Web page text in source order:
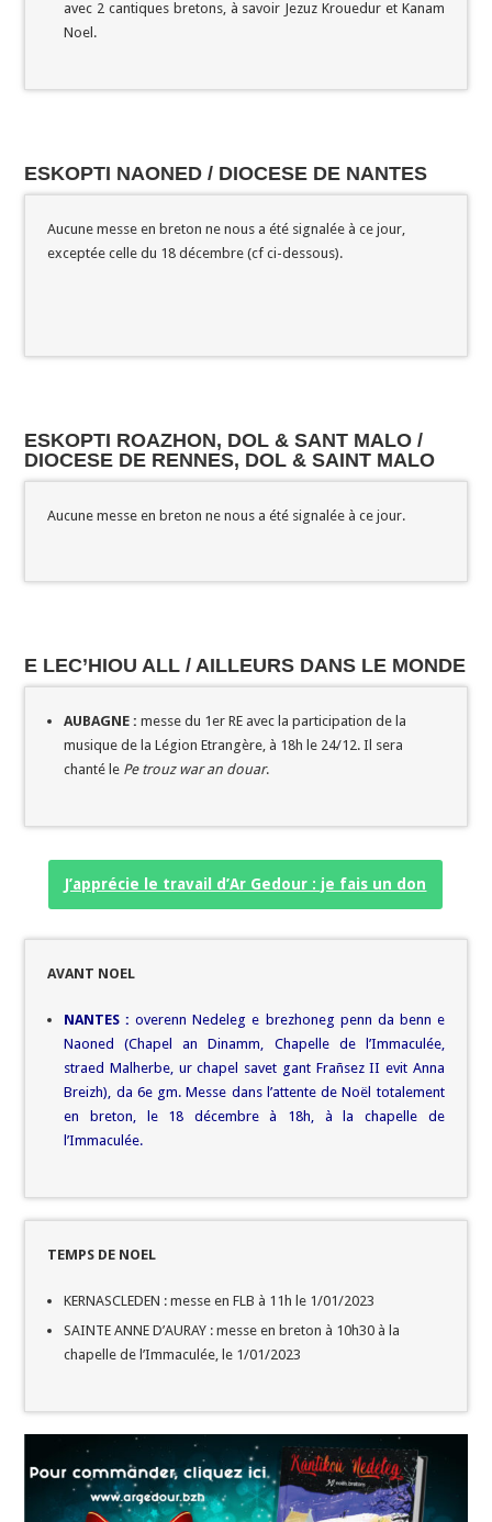
avec 2 cantiques bretons, à savoir Jezuz Krouedur et Kanam
Noel.
ESKOPTI NAONED / DIOCESE DE NANTES
Aucune messe en breton ne nous a été signalée à ce jour,
exceptée celle du 18 décembre (cf ci-dessous).
ESKOPTI ROAZHON, DOL & SANT MALO /
DIOCESE DE RENNES, DOL & SAINT MALO
Aucune messe en breton ne nous a été signalée à ce jour.
E LEC’HIOU ALL / AILLEURS DANS LE MONDE
AUBAGNE : messe du 1er RE avec la participation de la
musique de la Légion Etrangère, à 18h le 24/12. Il sera
chanté le Pe trouz war an douar.
J’apprécie le travail d’Ar Gedour : je fais un don
AVANT NOEL
NANTES : overenn Nedeleg e brezhoneg penn da benn e
Naoned (Chapel an Dinamm, Chapelle de l’Immaculée,
straed Malherbe, ur chapel savet gant Frañsez II evit Anna
Breizh), da 6e gm. Messe dans l’attente de Noël totalement
en breton, le 18 décembre à 18h, à la chapelle de
l’Immaculée.
TEMPS DE NOEL
KERNASCLEDEN : messe en FLB à 11h le 1/01/2023
SAINTE ANNE D’AURAY : messe en breton à 10h30 à la
chapelle de l’Immaculée, le 1/01/2023